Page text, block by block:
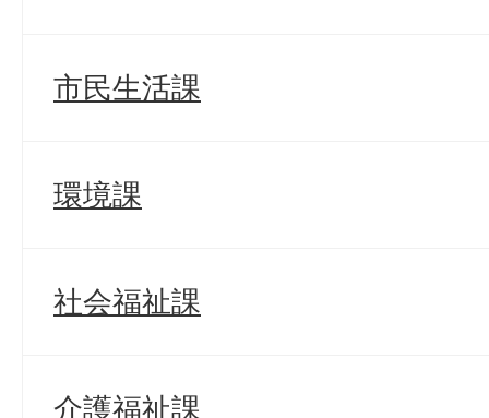
市民生活課
環境課
社会福祉課
介護福祉課